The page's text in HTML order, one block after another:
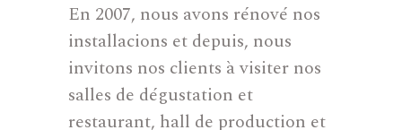
En 2007, nous avons rénové nos
installacions et depuis, nous
invitons nos clients à visiter nos
salles de dégustation et
restaurant, hall de production et